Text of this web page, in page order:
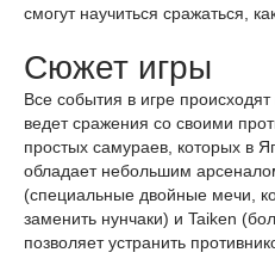
смогут научиться сражаться,
Сюжет игры
Все события в игре
ведет сражения со своими
простых самураев, которых в
обладает небольшим
(специальные двойные мечи,
заменить нунчаки) и Taiken
позволяет устранить